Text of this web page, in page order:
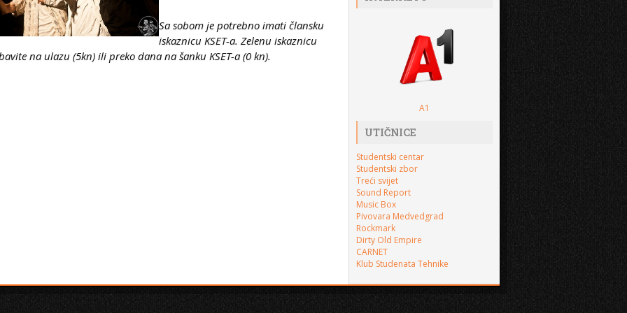
Sa sobom je potrebno imati člansku
iskaznicu KSET-a. Zelenu iskaznicu
na ulazu (5kn) ili preko dana na šanku KSET-a (0 kn).
A1
UTIČNICE
Studentski centar
Studentski zbor
Treći svijet
Sound Report
Music Box
Pivovara Medvedgrad
Rockmark
Dirty Old Empire
CARNET
Klub Studenata Tehnike